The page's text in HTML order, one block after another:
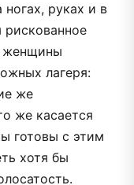
ногах, руках и в
женщины
лагеря:
же
же касается
готовы с этим
хотя бы